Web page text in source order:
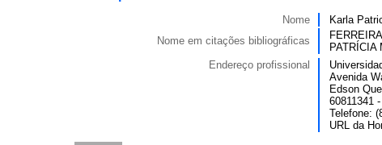
Nome
Karla
Nome em citações bibliográficas
Endereço profissional
Avenida
Edson
60811341
Telefone:
URL da